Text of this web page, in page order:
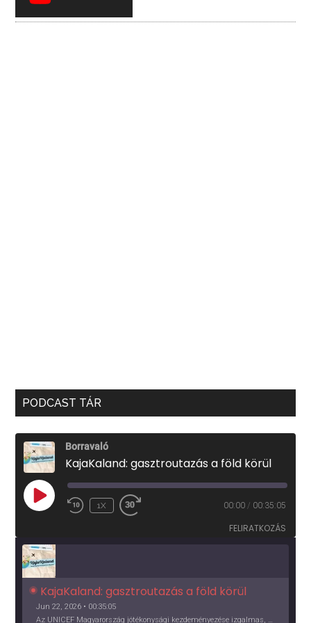
PODCAST TÁR
Borravaló
KajaKaland: gasztroutazás a föld körül
PLAY
EPISODE
1X 00:00 / 00:35:05
FELIRATKOZÁS
KajaKaland: gasztroutazás a föld körül
Jun 22, 2026 • 00:35:05
Az UNICEF Magyarország jótékonysági kezdeményezése izgalmas, egész éves világkörüli ízutazásra hív, igazi családi program és gasztroedukáció, illetve segítség a rászorulóknak is egyben.